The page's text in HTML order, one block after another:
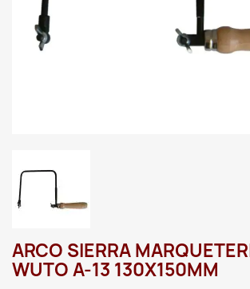
ARCO SIERRA
WUTO A-13 130X150MM